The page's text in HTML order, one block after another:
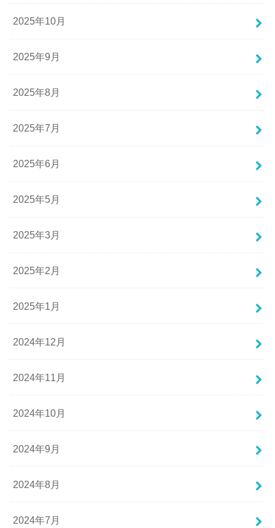
2025年10月
2025年9月
2025年8月
2025年7月
2025年6月
2025年5月
2025年3月
2025年2月
2025年1月
2024年12月
2024年11月
2024年10月
2024年9月
2024年8月
2024年7月